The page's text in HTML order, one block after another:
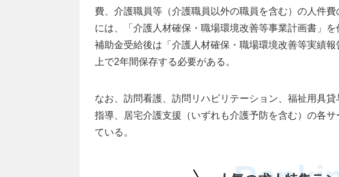
費、介護職員等（介護職員以外の職員を含む）の人件
には、「介護人材確保・職場環境改善等事業計画書」を
補助金受給後は「介護人材確保・職場環境改善等実績
上で2年間保存する必要がある。
なお、訪問看護、訪問リハビリテーション、福祉用具
指導、居宅介護支援（いずれも介護予防を含む）の各
ている。